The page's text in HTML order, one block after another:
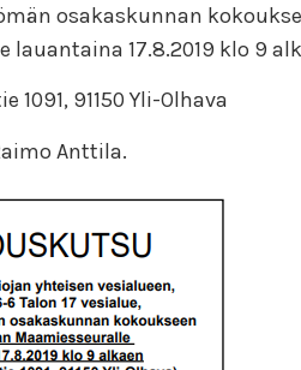
osakaskunnan
lauantaina 17.8.2019 klo 9
1091, 91150 Yli-Olhava
Anttila.